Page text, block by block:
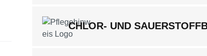
CHLOR- UND